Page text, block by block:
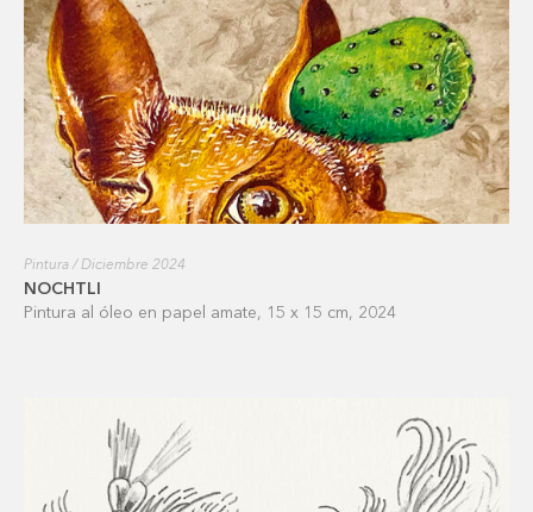
Pintura / Diciembre 2024
NOCHTLI
Pintura al óleo en papel amate, 15 x 15 cm, 2024